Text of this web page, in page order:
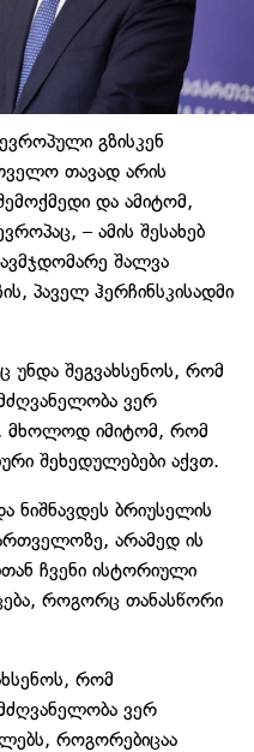
გზისკენ
თავად არის
და ამიტომ,
– ამის შესახებ
შალვა
პაველ ჰერჩინსკისადმი
უნდა შეგვახსენოს, რომ
ვერ
მხოლოდ იმიტომ, რომ
შეხედულებები აქვთ.
ნიშნავდეს ბრიუსელის
არამედ ის
ჩვენი ისტორიული
როგორც თანასწორი
რომ
ვერ
როგორებიცაა